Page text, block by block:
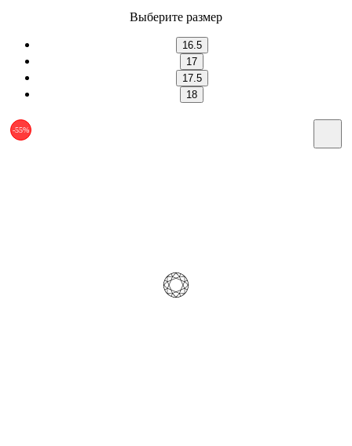
Выберите размер
16.5
17
17.5
18
-55%